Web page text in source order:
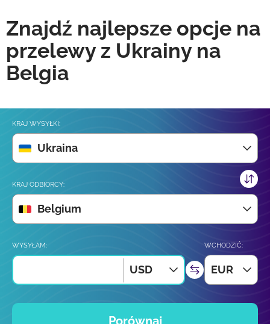
Znajdź najlepsze opcje na
przelewy z Ukrainy na
Belgia
KRAJ WYSYŁKI:
Ukraina
KRAJ ODBIORCY:
Belgium
WYSYŁAM:
USD
WCHODZIĆ:
EUR
Porównaj